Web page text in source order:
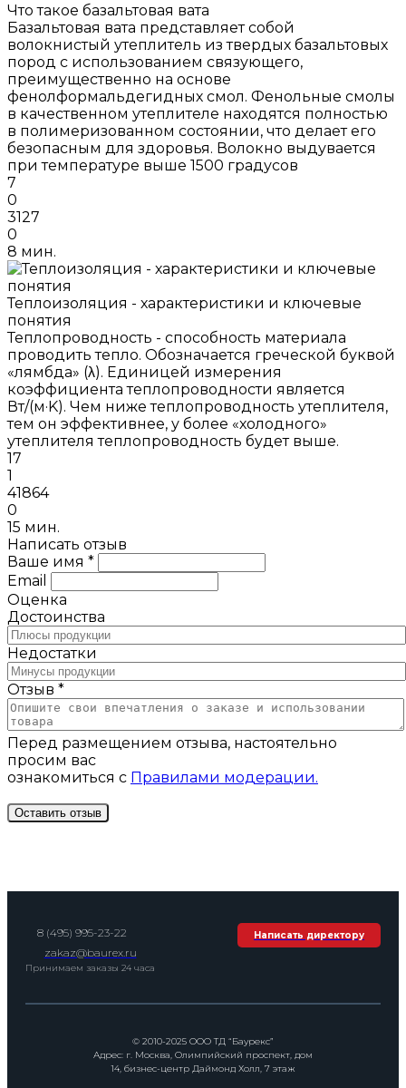
Что такое базальтовая вата
Базальтовая вата представляет собой
волокнистый утеплитель из твердых базальтовых
пород с использованием связующего,
преимущественно на основе
фенолформальдегидных смол. Фенольные смолы
в качественном утеплителе находятся полностью
в полимеризованном состоянии, что делает его
безопасным для здоровья. Волокно выдувается
при температуре выше 1500 градусов
7
0
3127
0
8 мин.
Теплоизоляция - характеристики и ключевые
понятия
Теплопроводность - способность материала
проводить тепло. Обозначается греческой буквой
«лямбда» (λ). Единицей измерения
коэффициента теплопроводности является
Вт/(м·K). Чем ниже теплопроводность утеплителя,
тем он эффективнее, у более «холодного»
утеплителя теплопроводность будет выше.
17
1
41864
0
15 мин.
Написать отзыв
Ваше имя *
Email
Оценка
Достоинства
Недостатки
Отзыв *
Перед размещением отзыва, настоятельно
просим вас
ознакомиться с Правилами модерации.
8 (495) 995-23-22
zakaz@baurex.ru
Принимаем заказы 24 часа
Написать директору
© 2010-2025 ООО ТД “Баурекс”
Адрес: г. Москва, Олимпийский проспект, дом
14, бизнес-центр Даймонд Холл, 7 этаж